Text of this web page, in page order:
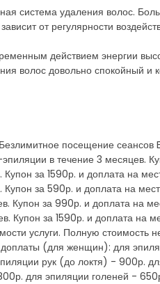
система удаления волос.
от регулярности
действием энергии
волос довольно спокойный
посещение
в течение 3 месяцев.
за 1590р. и доплата на
за 590р. и доплата на
Купон за 990р. и доплата на
Купон за 1590р. и доплата на
услуги. Полную стоимость
(для женщин): для
рук (до локтя) - 900р.
для эпиляции голеней -